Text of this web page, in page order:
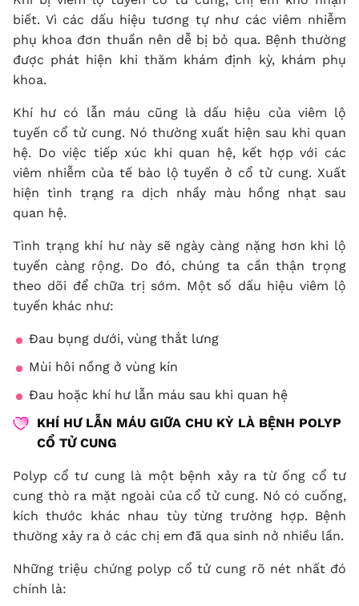
biết. Vì các dấu hiệu tương tự như các viêm nhiễm
phụ khoa đơn thuần nên dễ bị bỏ qua. Bệnh thường
được phát hiện khi thăm khám định kỳ, khám phụ
khoa.
Khí hư có lẫn máu cũng là dấu hiệu của viêm lộ
tuyến cổ tử cung. Nó thường xuất hiện sau khi quan
hệ. Do việc tiếp xúc khi quan hệ, kết hợp với các
viêm nhiễm của tế bào lộ tuyến ở cổ tử cung. Xuất
hiện tình trạng ra dịch nhầy màu hồng nhạt sau
quan hệ.
Tình trạng khí hư này sẽ ngày càng nặng hơn khi lộ
tuyến càng rộng. Do đó, chúng ta cần thận trọng
theo dõi để chữa trị sớm. Một số dấu hiệu viêm lộ
tuyến khác như:
Đau bụng dưới, vùng thắt lưng
Mùi hôi nồng ở vùng kín
Đau hoặc khí hư lẫn máu sau khi quan hệ
KHÍ HƯ LẪN MÁU GIỮA CHU KỲ LÀ BỆNH POLYP
CỔ TỬ CUNG
Polyp cổ tư cung là một bệnh xảy ra từ ống cổ tư
cung thò ra mặt ngoài của cổ tử cung. Nó có cuống,
kích thước khác nhau tùy từng trường hợp. Bệnh
thường xảy ra ở các chị em đã qua sinh nở nhiều lần.
Những triệu chứng polyp cổ tử cung rõ nét nhất đó
chính là: